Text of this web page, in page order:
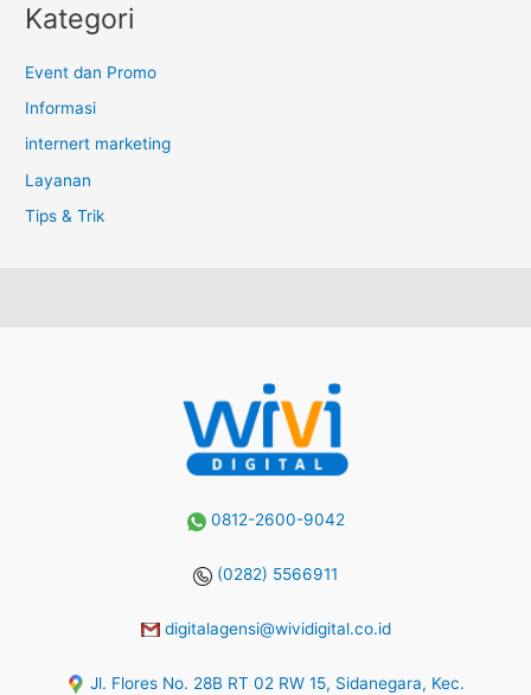
Kategori
Event dan Promo
Informasi
internert marketing
Layanan
Tips & Trik
0812-2600-9042
(0282) 5566911
digitalagensi@wividigital.co.id
Jl. Flores No. 28B RT 02 RW 15, Sidanegara, Kec.